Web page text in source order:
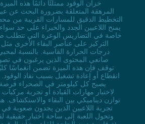
خزان الوقود ممتلئًا دائمًا هذه
المرهقة المتعلقة بضرورة البحث عن
التخطيط الدقيق للمسارات القريبة من
يمنح اللاعبين الجدد والخبراء على حد
خاصة في التضاريس الوعرة التي تتطلب
التركيز على عناصر البقاء الأخرى
درجات الحرارة القاسية. بالنسبة
صانعي المحتوى الذين يرغبون في
توقف فإن هذه الميزة تضمن انغماسًا
انقطاع أو إعادة تشغيل بسبب نفاد
لاختبار مهارات القيادة أو تجربة
توازن ديناميكي بين البقاء والاستكشاف.
تجربة اللاعبين الذين يجدون صعوبة في
وتحول اللعبة إلى ساحة اختبار حقيقية